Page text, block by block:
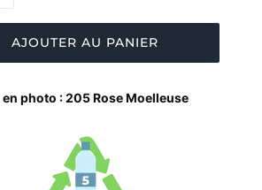
AJOUTER AU PANIER
photo : 205 Rose Moelleuse